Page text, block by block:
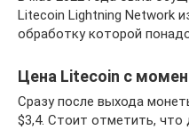
Litecoin Lightning Network
обработку которой
Цена Litecoin с
Сразу после выхода
$3,4. Стоит отметить, что